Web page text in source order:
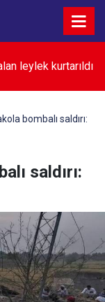
leylek kurtarıldı
bombalı saldırı:
saldırı: